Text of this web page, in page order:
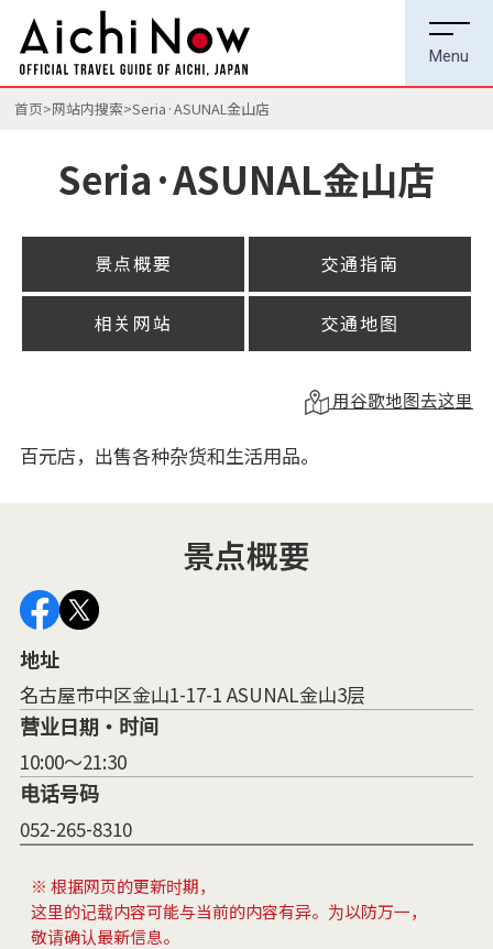
首页 网站内搜索 Seria·ASUNAL金山店
Seria·ASUNAL金山店
景点概要 交通指南
相关网站 交通地图
用谷歌地图去这里
百元店，出售各种杂货和生活用品。
景点概要
地址
名古屋市中区金山1-17-1 ASUNAL金山3层
营业日期・时间
10:00～21:30
电话号码
052-265-8310
※ 根据网页的更新时期，
这里的记载内容可能与当前的内容有异。为以防万一，
敬请确认最新信息。